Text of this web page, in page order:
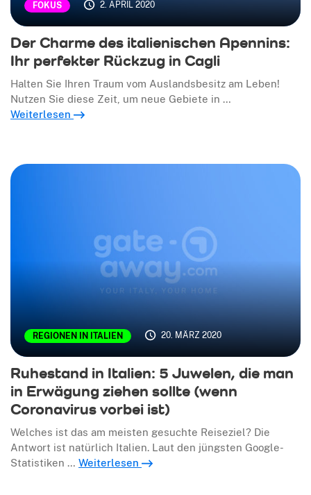
FOKUS 2. APRIL 2020
Der Charme des italienischen Apennins:
Ihr perfekter Rückzug in Cagli
Halten Sie Ihren Traum vom Auslandsbesitz am Leben!
Nutzen Sie diese Zeit, um neue Gebiete in …
Weiterlesen
REGIONEN IN ITALIEN 20. MÄRZ 2020
Ruhestand in Italien: 5 Juwelen, die man
in Erwägung ziehen sollte (wenn
Coronavirus vorbei ist)
Welches ist das am meisten gesuchte Reiseziel? Die
Antwort ist natürlich Italien. Laut den jüngsten Google-
Statistiken … Weiterlesen